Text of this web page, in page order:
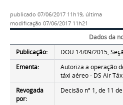
publicado 07/06/2017 11h19, última
modificação 07/06/2017 11h21
Dados da
Publicação:
DOU 14/09/2015,
Ementa:
Autoriza a operação
táxi aéreo - DS Air
Revogada
por:
Decisão nº 1, de 11